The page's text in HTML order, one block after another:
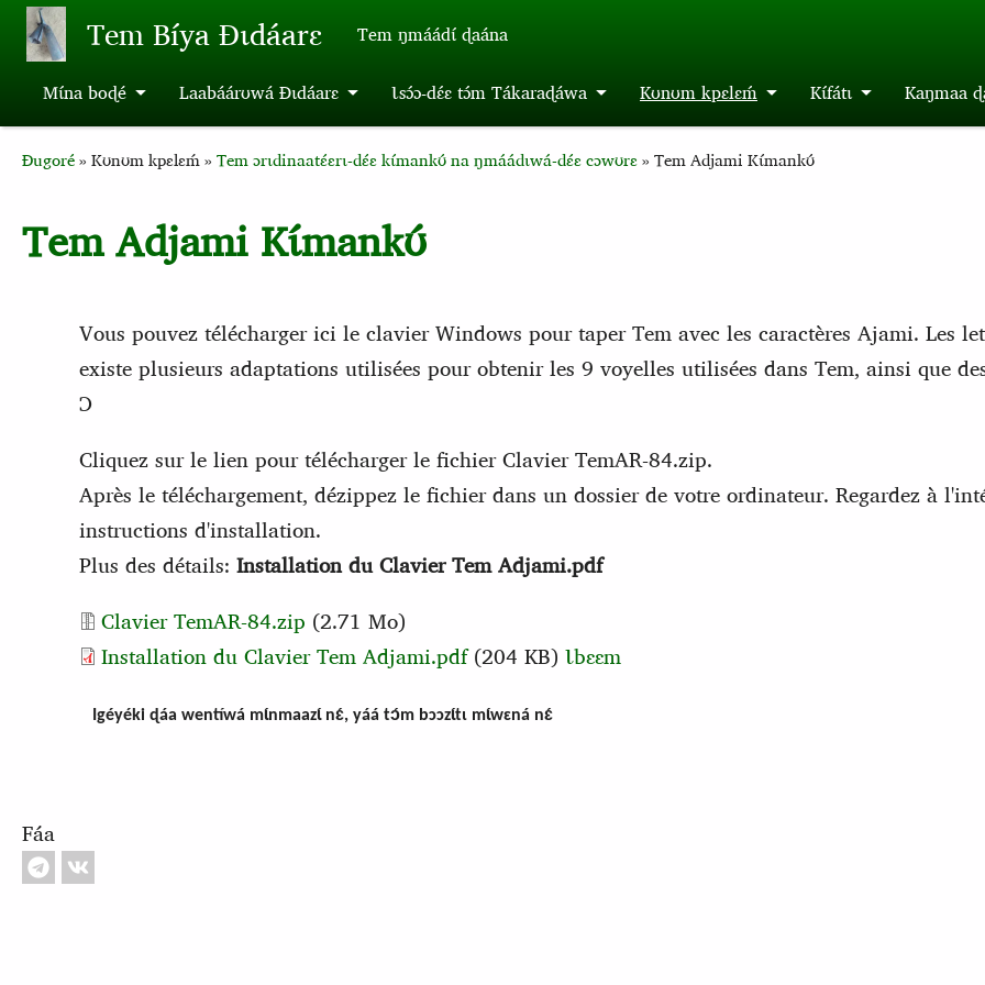
Aller au contenu principal
Tem Bíya Ɖɩdáarɛ Tem ŋmáádɩ́ ɖaána
Mɩ́na boɖé Laabáárʊwá Ɖɩdáarɛ Ɩsɔ́ɔ-dɛ́ɛ tɔ́m Tákaraɖáwa Kʊnʊm kpɛlɛḿ Kɩ́fátɩ Kaŋmaa
Breadcrumb
Ɖugoré Kʊnʊm kpɛlɛḿ Tem ɔrɩdinaatɛ́ɛrɩ-dɛ́ɛ kɩ́mankʊ́ na ŋmáádɩwá-dɛ́ɛ cɔwʊrɛ Tem Adjami Kɩ́mankʊ́
Tem Adjami Kɩ́mankʊ́
Vous pouvez télécharger ici le clavier Windows pour taper Tem avec les caractères Ajami. Les
existe plusieurs adaptations utilisées pour obtenir les 9 voyelles utilisées dans Tem, ainsi que
Ɔ
Cliquez sur le lien pour télécharger le fichier Clavier TemAR-84.zip.
Après le téléchargement, dézippez le fichier dans un dossier de votre ordinateur. Regardez à
instructions d'installation.
Plus des détails: Installation du Clavier Tem Adjami.pdf
Document
Clavier TemAR-84.zip (2.71 Mo)
Installation du Clavier Tem Adjami.pdf(204 KB) Ɩbɛɛm
Igéyéki ɖáa wentíwá mɩ́nmaazɩ́ nɛ́, yáá tɔ́m bɔɔzɩ́tɩ mɩ́wɛná nɛ́
Fáa